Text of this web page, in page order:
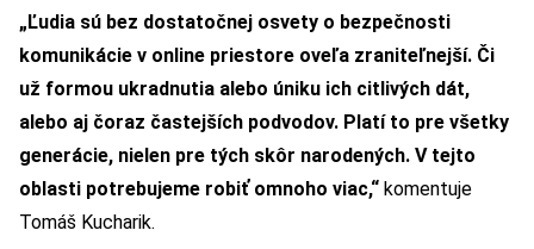
„Ľudia sú bez dostatočnej osvety o bezpečnosti
komunikácie v online priestore oveľa zraniteľnejší. Či
už formou ukradnutia alebo úniku ich citlivých dát,
alebo aj čoraz častejších podvodov. Platí to pre všetky
generácie, nielen pre tých skôr narodených. V tejto
oblasti potrebujeme robiť omnoho viac,“ komentuje
Tomáš Kucharik.